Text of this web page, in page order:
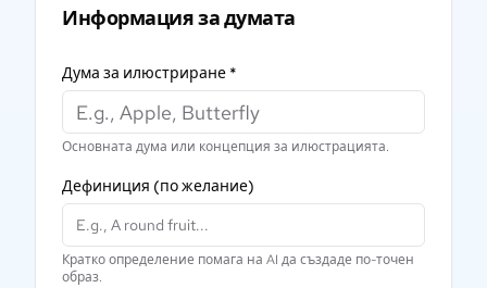
Информация за думата
Дума за илюстриране *
Основната дума или концепция за илюстрацията.
Дефиниция (по желание)
Кратко определение помага на AI да създаде по-точен
образ.